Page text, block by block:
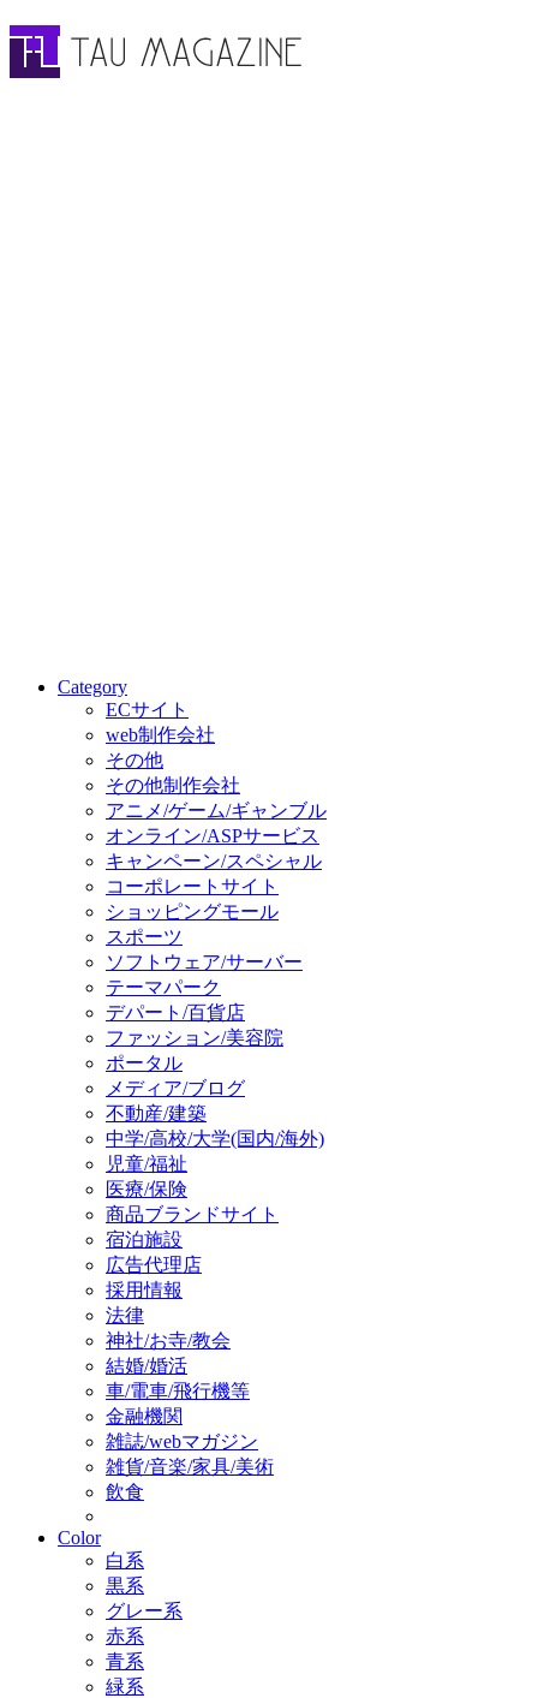
Category
ECサイト
web制作会社
その他
その他制作会社
アニメ/ゲーム/ギャンブル
オンライン/ASPサービス
キャンペーン/スペシャル
コーポレートサイト
ショッピングモール
スポーツ
ソフトウェア/サーバー
テーマパーク
デパート/百貨店
ファッション/美容院
ポータル
メディア/ブログ
不動産/建築
中学/高校/大学(国内/海外)
児童/福祉
医療/保険
商品ブランドサイト
宿泊施設
広告代理店
採用情報
法律
神社/お寺/教会
結婚/婚活
車/電車/飛行機等
金融機関
雑誌/webマガジン
雑貨/音楽/家具/美術
飲食
Color
白系
黒系
グレー系
赤系
青系
緑系